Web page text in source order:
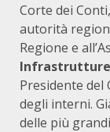
Corte dei
autorità
Regione e
Infrastrutture
Presidente
degli interni.
delle più